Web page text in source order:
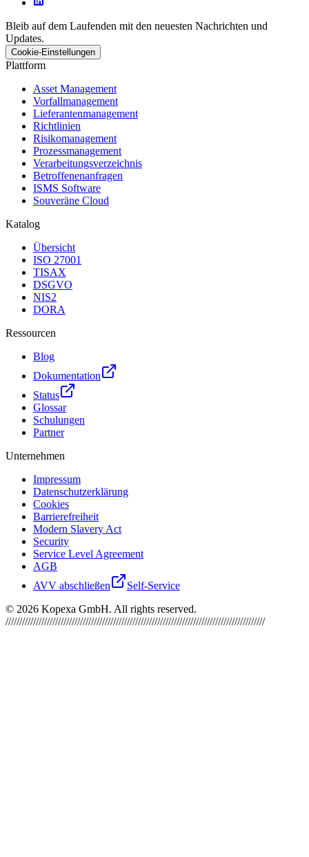
Bleib auf dem Laufenden mit den neuesten Nachrichten und
Updates.
Cookie-Einstellungen
Plattform
Asset Management
Vorfallmanagement
Lieferantenmanagement
Richtlinien
Risikomanagement
Prozessmanagement
Verarbeitungsverzeichnis
Betroffenenanfragen
ISMS Software
Souveräne Cloud
Katalog
Übersicht
ISO 27001
TISAX
DSGVO
NIS2
DORA
Ressourcen
Blog
Dokumentation
Status
Glossar
Schulungen
Partner
Unternehmen
Impressum
Datenschutzerklärung
Cookies
Barrierefreiheit
Modern Slavery Act
Security
Service Level Agreement
AGB
AVV abschließen
Self-Service
© 2026 Kopexa GmbH. All rights reserved.
//////////////////////////////////////////////////////////////////////////////////////////////